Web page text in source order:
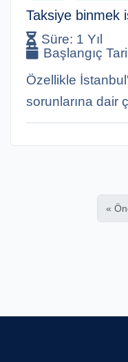
Taksiye binmek
Süre: 1 Yıl
Başlangıç
Özellikle
sorunlarına dair
«